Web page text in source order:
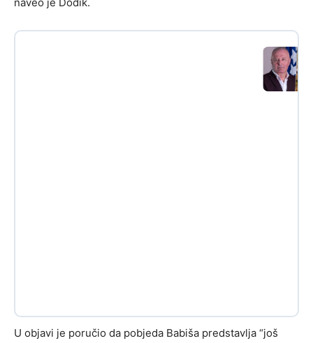
naveo je Dodik.
U objavi je poručio da pobjeda Babiša predstavlja “još